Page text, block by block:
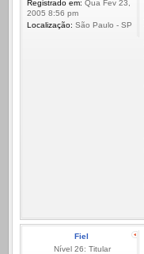
Registrado em: Qua Fev 23,
2005 8:56 pm
Localização: São Paulo - SP
Fiel
Nível 26: Titular